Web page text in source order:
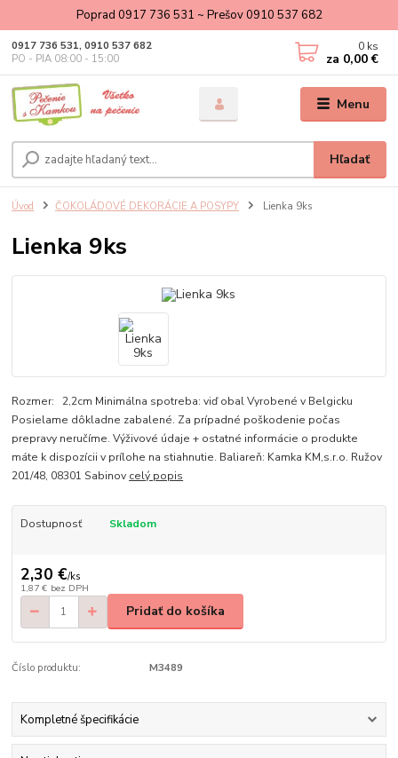
Poprad 0917 736 531 ~ Prešov 0910 537 682
Menu
Hľadať
0917 736 531, 0910 537 682
PO - PIA 08:00 - 15:00
0 ks
za 0,00 €
Úvod ČOKOLÁDOVÉ DEKORÁCIE A POSYPY Lienka 9ks
Lienka 9ks
Rozmer: 2,2cm Minimálna spotreba: viď obal Vyrobené v Belgicku
Posielame dôkladne zabalené. Za prípadné poškodenie počas
prepravy neručíme. Výživové údaje + ostatné informácie o produkte
máte k dispozícii v prílohe na stiahnutie. Baliareň: Kamka KM,s.r.o. Ružov
201/48, 08301 Sabinov celý popis
Dostupnosť Skladom
2,30 €/ks
1,87 € bez DPH
Pridať do košíka
Číslo produktu: M3489
Kompletné špecifikácie